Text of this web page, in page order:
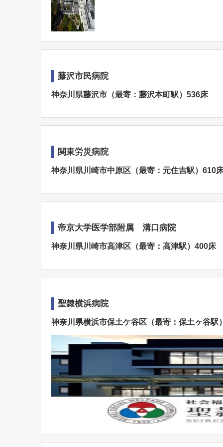
藤沢市民病院
神奈川県藤沢市（最寄：藤沢本町駅）536床
関東労災病院
神奈川県川崎市中原区（最寄：元住吉駅）610
帝京大学医学部附属 溝口病院
神奈川県川崎市高津区（最寄：高津駅）400床
聖隷横浜病院
神奈川県横浜市保土ケ谷区（最寄：保土ヶ谷駅